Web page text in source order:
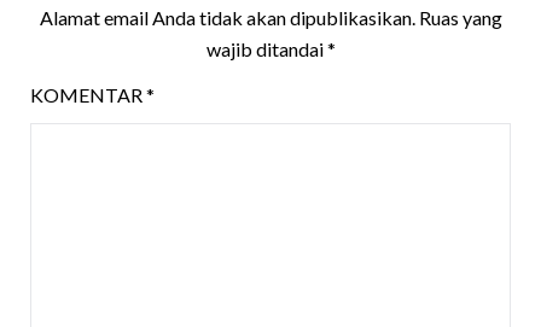
Alamat email Anda tidak akan dipublikasikan. Ruas yang
wajib ditandai*
KOMENTAR *